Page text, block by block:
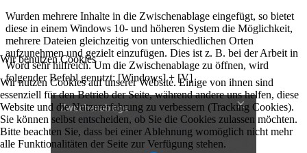
Wurden mehrere Inhalte in die Zwischenablage eingefügt, so bietet
diese in einem Windows 10- und höheren System die Möglichkeit,
mehrere Dateien gleichzeitig von unterschiedlichen Orten
aufzunehmen und gezielt einzufügen. Dies ist z. B. bei der Arbeit in
Word sehr hilfreich. Um die Zwischenablage zu öffnen, wird
folgender Befehl genutzt: [Windows] + [V]
Wir benutzen Cookies
Wir nutzen Cookies auf unserer Website. Einige von ihnen sind
essenziell für den Betrieb der Seite, während andere uns helfen, diese
Website und die Nutzererfahrung zu verbessern (Tracking Cookies).
Sie können selbst entscheiden, ob Sie die Cookies zulassen möchten.
Bitte beachten Sie, dass bei einer Ablehnung womöglich nicht mehr
alle Funktionalitäten der Seite zur Verfügung stehen.